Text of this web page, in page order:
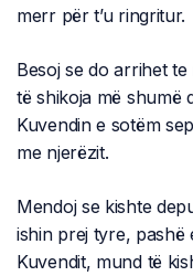
merr për t’u ringritur.
Besoj se do arrihet
të shikoja më shumë
Kuvendin e sotëm
me njerëzit.
Mendoj se kishte
ishin prej tyre, pashë
Kuvendit, mund të